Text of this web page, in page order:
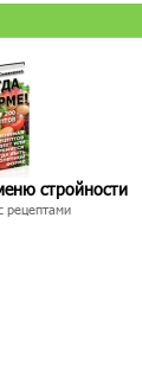
стройности
рецептами